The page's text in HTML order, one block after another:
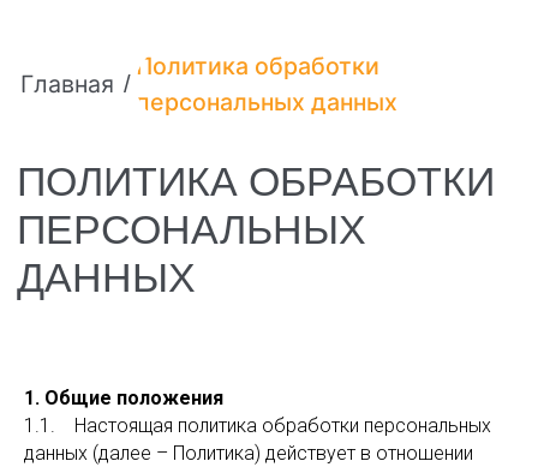
персональных данных
ПЕРСОНАЛЬНЫХ
ДАННЫХ
1. Общие положения
1.1. Настоящая политика обработки персональных
данных (далее – Политика) действует в отношении